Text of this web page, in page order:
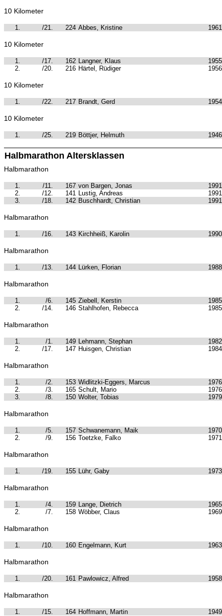
10 Kilometer
1. /21. 224 Abbes, Kristine 1961
10 Kilometer
1. /17. 162 Langner, Klaus
1955
2.
/20. 216 Härtel, Rüdiger 1956
10 Kilometer
1. /22. 217 Brandt, Gerd 1954
10 Kilometer
1. /25. 219 Böttjer, Helmuth 1946
Halbmarathon Altersklassen
Halbmarathon
1. /11. 167 von Bargen, Jonas
1991
2.
/12. 141 Lustig, Andreas
1991
3.
/18. 142 Buschhardt, Christian 1991
Halbmarathon
1. /16. 143 Kirchheiß, Karolin 1990
Halbmarathon
1. /13. 144 Lürken, Florian 1988
Halbmarathon
1. /6. 145 Ziebell, Kerstin
1985
2.
/14. 146 Stahlhofen, Rebecca 1985
Halbmarathon
1. /1. 149 Lehmann, Stephan
1982
2.
/17. 147 Huisgen, Christian 1984
Halbmarathon
1. /2. 153 Widlitzki-Eggers, Marcus
1976
2.
/3. 165 Schult, Mario
1976
3.
/8. 150 Wolter, Tobias 1979
Halbmarathon
1. /5. 157 Schwanemann, Maik
1970
2.
/9. 156 Toetzke, Falko 1971
Halbmarathon
1. /19. 155 Lühr, Gaby 1973
Halbmarathon
1. /4. 159 Lange, Dietrich
1965
2.
/7. 158 Wöbber, Claus 1969
Halbmarathon
1. /10. 160 Engelmann, Kurt 1963
Halbmarathon
1. /20. 161 Pawlowicz, Alfred 1958
Halbmarathon
1. /15. 164 Hoffmann, Martin 1949